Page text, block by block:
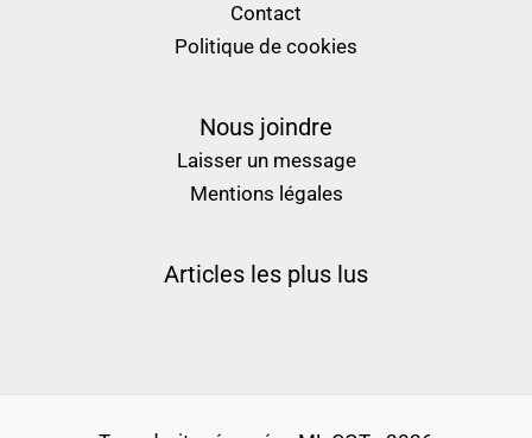
Contact
Politique de cookies
Nous joindre
Laisser un message
Mentions légales
Articles les plus lus